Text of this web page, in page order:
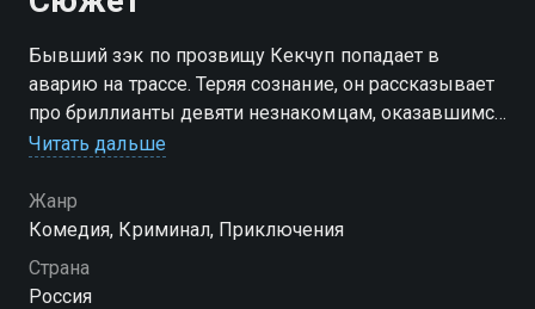
Бывший зэк по прозвищу Кекчуп попадает в
аварию на трассе. Теряя сознание, он рассказывает
про бриллианты девяти незнакомцам, оказавшимся
рядом, и говорит два кодовых слова: «Геленджик»
пускаются в погоню за драгоценностями. Только
герои не знают, что их догоняют экс-полицейский и
его попутчица, головорезы бывшей подельницы
Кекчупа и сам виновник аварии, который вышел из
Читать дальше
Жанр
Комедия, Криминал, Приключения
Страна
Россия